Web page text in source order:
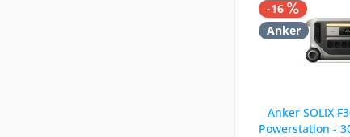
-16
Anker
Anker SOLIX
Powerstation -